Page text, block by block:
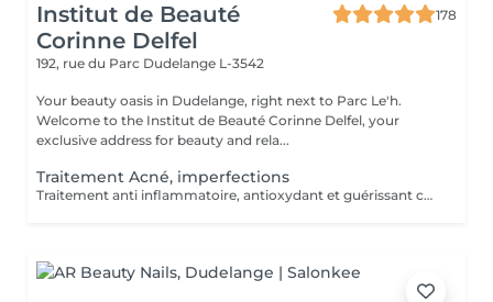
Institut de Beauté
Corinne Delfel
178
192, rue du Parc Dudelange L-3542
Your beauty oasis in Dudelange, right next to Parc Le'h.
Welcome to the Institut de Beauté Corinne Delfel, your
exclusive address for beauty and rela...
Traitement Acné, imperfections
Traitement anti inflammatoire, antioxydant et guérissant contre l'acné